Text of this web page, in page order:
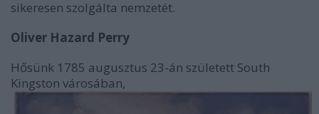
sikeresen szolgálta nemzetét.
Oliver Hazard Perry
Hősünk 1785 augusztus 23-án született South
Kingston városában,